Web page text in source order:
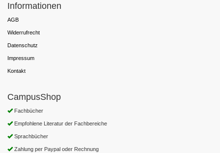
Informationen
AGB
Widerrufrecht
Datenschutz
Impressum
Kontakt
CampusShop
Fachbücher
Empfohlene Literatur der Fachbereiche
Sprachbücher
Zahlung per Paypal oder Rechnung